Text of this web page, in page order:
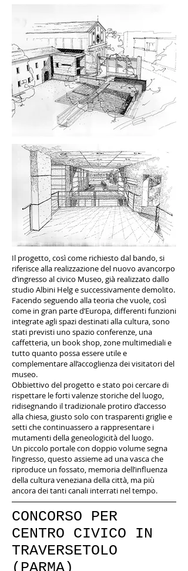
Il progetto, così come richiesto dal bando, si
riferisce alla realizzazione del nuovo avancorpo
d’ingresso al civico Museo, già realizzato dallo
studio Albini Helg e successivamente demolito.
Facendo seguendo alla teoria che vuole, così
come in gran parte d’Europa, differenti funzioni
integrate agli spazi destinati alla cultura, sono
stati previsti uno spazio conferenze, una
caffetteria, un book shop, zone multimediali e
tutto quanto possa essere utile e
complementare all’accoglienza dei visitatori del
museo.
Obbiettivo del progetto e stato poi cercare di
rispettare le forti valenze storiche del luogo,
ridisegnando il tradizionale protiro d’accesso
alla chiesa, giusto solo con trasparenti griglie e
setti che continuassero a rappresentare i
mutamenti della geneologicità del luogo.
Un piccolo portale con doppio volume segna
l’ingresso, questo assieme ad una vasca che
riproduce un fossato, memoria dell’influenza
della cultura veneziana della città, ma più
ancora dei tanti canali interrati nel tempo.
CONCORSO PER
CENTRO CIVICO IN
TRAVERSETOLO